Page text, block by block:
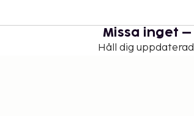
Missa inget
Håll dig